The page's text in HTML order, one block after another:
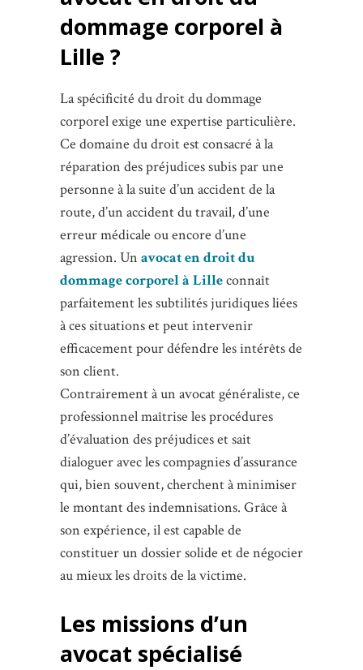
dommage corporel à
Lille ?
La spécificité du droit du dommage
corporel exige une expertise particulière.
Ce domaine du droit est consacré à la
réparation des préjudices subis par une
personne à la suite d’un accident de la
route, d’un accident du travail, d’une
erreur médicale ou encore d’une
agression. Un avocat en droit du
dommage corporel à Lilleconnaît
parfaitement les subtilités juridiques liées
à ces situations et peut intervenir
efficacement pour défendre les intérêts de
son client.
Contrairement à un avocat généraliste, ce
professionnel maîtrise les procédures
d’évaluation des préjudices et sait
dialoguer avec les compagnies d’assurance
qui, bien souvent, cherchent à minimiser
le montant des indemnisations. Grâce à
son expérience, il est capable de
constituer un dossier solide et de négocier
au mieux les droits de la victime.
Les missions d’un
avocat spécialisé